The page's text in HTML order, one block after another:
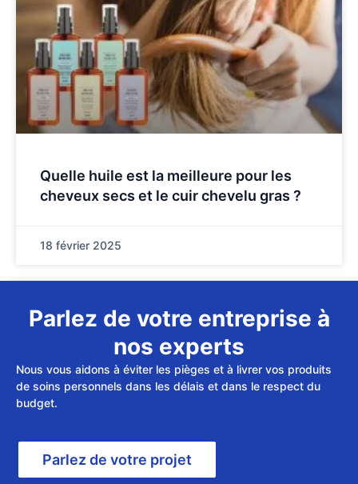
Quelle huile est la meilleure pour les
cheveux secs et le cuir chevelu gras ?
18 février 2025
Parlez de votre entreprise à
nos experts
Nous vous aidons à éviter les pièges et à livrer vos produits
de soins personnels dans les délais et dans le respect du
budget.
Parlez de votre projet